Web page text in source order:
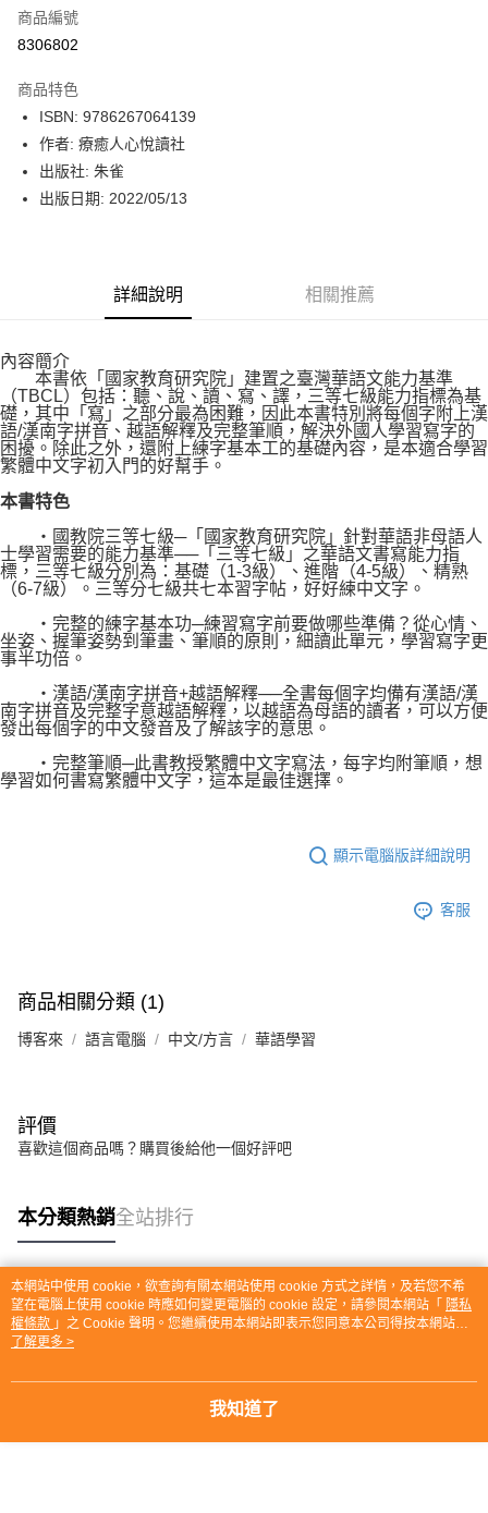
信用卡一次付款
LINE Pay
Apple Pay
街口支付
博客來商品配送方式
每筆NT$80，滿NT$1,000(含以上)免運費
商品編號
8306802
商品特色
ISBN: 9786267064139
作者: 療癒人心悅讀社
出版社: 朱雀
出版日期: 2022/05/13
詳細說明 相關推薦
內容簡介
本書依「國家教育研究院」建置之臺灣華語文能力基準
（TBCL）包括：聽、說、讀、寫、譯，三等七級能力指標為基
礎，其中「寫」之部分最為困難，因此本書特別將每個字附上漢
語/漢南字拼音、越語解釋及完整筆順，解決外國人學習寫字的
困擾。除此之外，還附上練字基本工的基礎內容，是本適合學習
繁體中文字初入門的好幫手。
本書特色
‧國教院三等七級─「國家教育研究院」針對華語非母語人
士學習需要的能力基準──「三等七級」之華語文書寫能力指
標，三等七級分別為：基礎（1-3級）、進階（4-5級）、精熟
（6-7級）。三等分七級共七本習字帖，好好練中文字。
‧完整的練字基本功─練習寫字前要做哪些準備？從心情、
坐姿、握筆姿勢到筆畫、筆順的原則，細讀此單元，學習寫字更
事半功倍。
‧漢語/漢南字拼音+越語解釋──全書每個字均備有漢語/漢
南字拼音及完整字意越語解釋，以越語為母語的讀者，可以方便
發出每個字的中文發音及了解該字的意思。
‧完整筆順─此書教授繁體中文字寫法，每字均附筆順，想
學習如何書寫繁體中文字，這本是最佳選擇。
顯示電腦版詳細說明
客服
商品相關分類 (1)
博客來 語言電腦 中文/方言 華語學習
評價
喜歡這個商品嗎？購買後給他一個好評吧
本分類熱銷全站排行
熱門標籤
本網站中使用 cookie，欲查詢有關本網站使用 cookie 方式之詳情，及若您不希
望在電腦上使用 cookie 時應如何變更電腦的 cookie 設定，請參閱本網站「 隱私
權條款 」之 Cookie 聲明。您繼續使用本網站即表示您同意本公司得按本網站使
用條款之 Cookie 聲明使用 cookie。
了解更多 >
我知道了